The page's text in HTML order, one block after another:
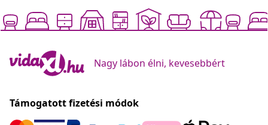
Nagy lábon élni, kevesebbért
Támogatott fizetési módok